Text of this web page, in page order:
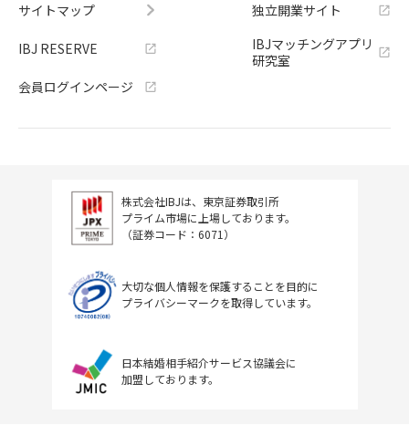
サイトマップ
IBJ RESERVE
会員ログインページ
独立開業サイト
IBJマッチングアプリ
研究室
株式会社IBJは、東京証券取引所
プライム市場に上場しております。
（証券コード：6071）
大切な個人情報を保護することを目的に
プライバシーマークを取得しています。
日本結婚相手紹介サービス協議会に
加盟しております。